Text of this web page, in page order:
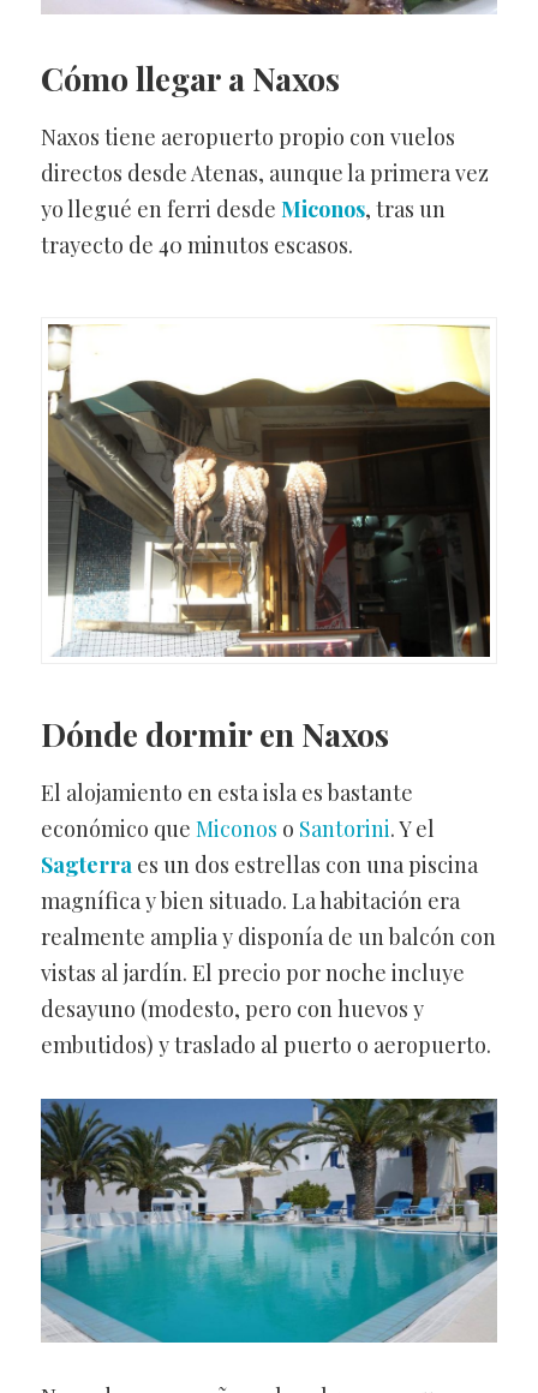
Cómo llegar a Naxos
Naxos tiene aeropuerto propio con vuelos
directos desde Atenas, aunque la primera vez
yo llegué en ferri desde Miconos, tras un
trayecto de 40 minutos escasos.
Dónde dormir en Naxos
El alojamiento en esta isla es bastante
económico que Miconos o Santorini. Y el
Sagterra es un dos estrellas con una piscina
magnífica y bien situado. La habitación era
realmente amplia y disponía de un balcón con
vistas al jardín. El precio por noche incluye
desayuno (modesto, pero con huevos y
embutidos) y traslado al puerto o aeropuerto.